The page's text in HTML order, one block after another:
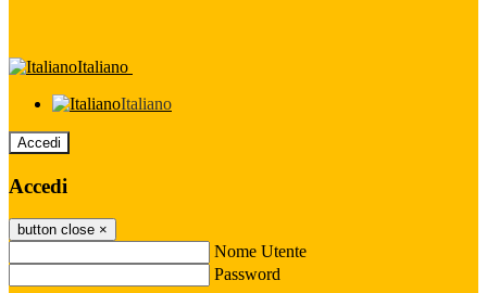
Italiano
Italiano
Accedi
Accedi
button close ×
Nome Utente
Password